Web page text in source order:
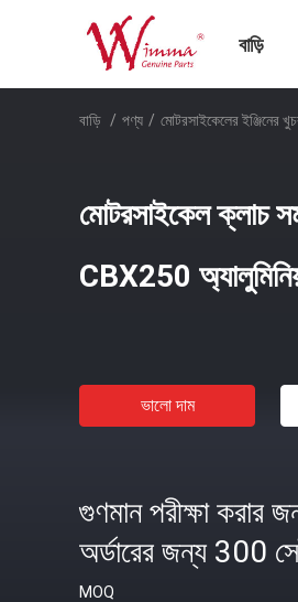
বাড়ি
বাড়ি / পণ্য / মোটরসাইকেলের ইঞ্জিনের
মোটরসাইকেল
CBX250
ভালো দাম
গুণমান পরীক্ষা করার
অর্ডারের জন্য 300
MOQ